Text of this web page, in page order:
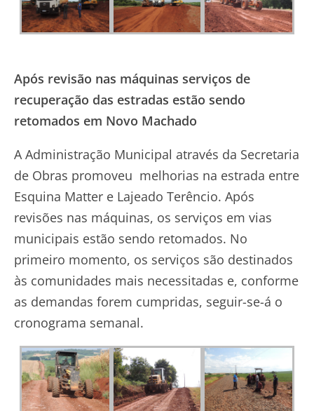
Após revisão nas máquinas serviços de
recuperação das estradas estão sendo
retomados em Novo Machado
A Administração Municipal através da Secretaria
de Obras promoveu melhorias na estrada entre
Esquina Matter e Lajeado Terêncio. Após
revisões nas máquinas, os serviços em vias
municipais estão sendo retomados. No
primeiro momento, os serviços são destinados
às comunidades mais necessitadas e, conforme
as demandas forem cumpridas, seguir-se-á o
cronograma semanal.